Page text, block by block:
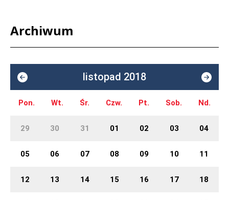
Archiwum
listopad 2018
Pon. Wt. Śr. Czw. Pt. Sob. Nd.
29 30 31 01 02 03 04
05 06 07 08 09 10 11
12 13 14 15 16 17 18